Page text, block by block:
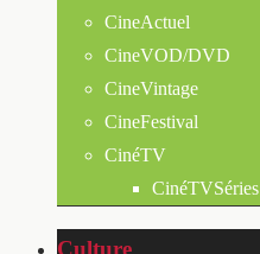
CineActuel
CineVOD/DVD
CineVintage
CineFestival
CinéTV
CinéTVSéries
Culture